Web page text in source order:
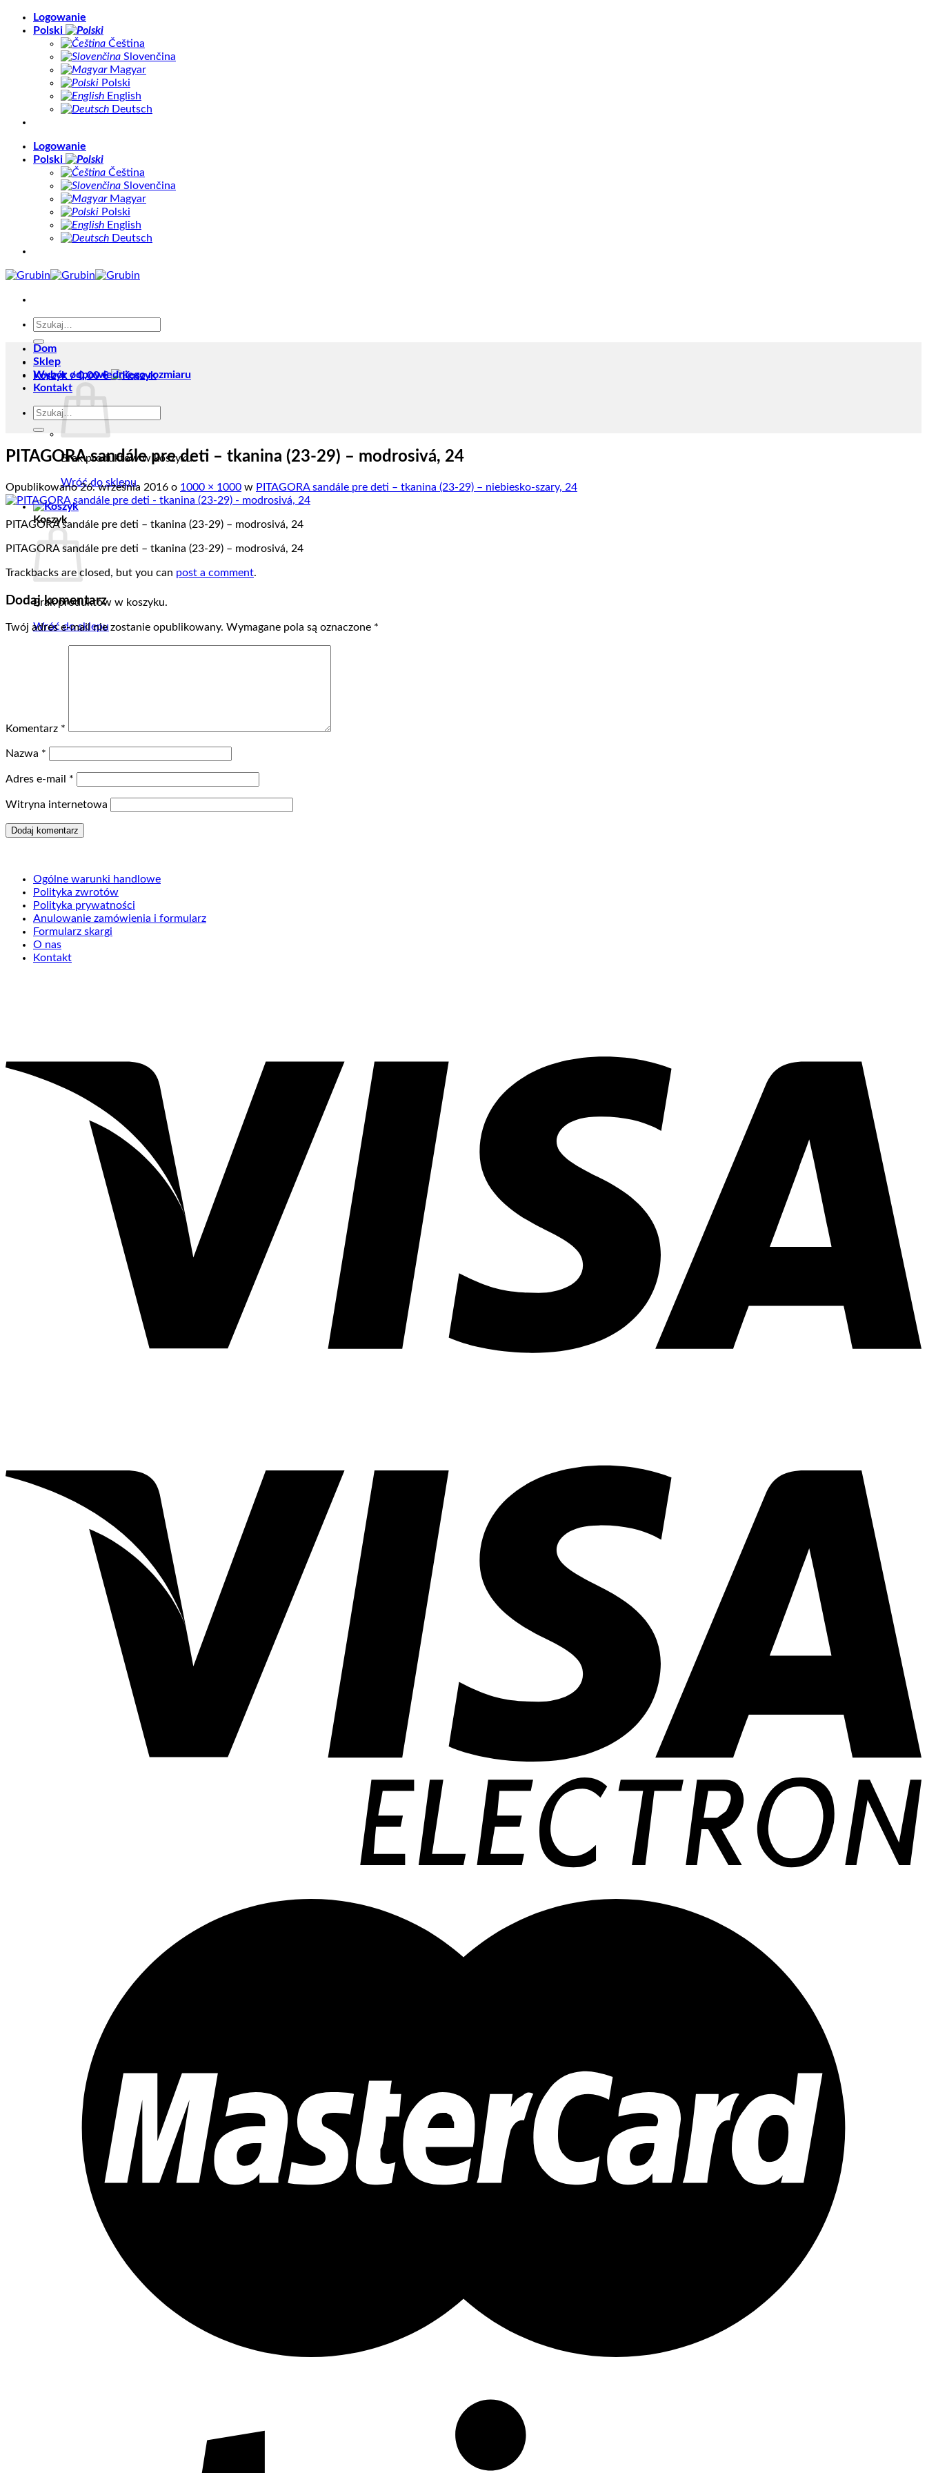
Skip
Logowanie
Polski
Čeština
Slovenčina
Magyar
Polski
English
Deutsch
Logowanie
Polski
Čeština
Slovenčina
Magyar
Polski
English
Deutsch
Szukaj:
Koszyk /0,00€
Brak produktów w koszyku.
Wróć do sklepu
Koszyk
Brak produktów w koszyku.
Wróć do sklepu
Dom
Sklep
Wybór odpowiedniego rozmiaru
Kontakt
Szukaj:
PITAGORA sandále pre deti – tkanina (23-29) – modrosivá, 24
Opublikowano26. września 2016 o 1000 × 1000 w PITAGORA sandále pre deti – tkanina (23-29) – niebiesko-szary, 24
PITAGORA sandále pre deti – tkanina (23-29) – modrosivá, 24
PITAGORA sandále pre deti – tkanina (23-29) – modrosivá, 24
Trackbacks are closed, but you can post a comment.
Dodaj komentarz
Twój adres e-mail nie zostanie opublikowany. Wymagane pola są oznaczone *
Komentarz *
Nazwa *
Adres e-mail *
Witryna internetowa
Ogólne warunki handlowe
Polityka zwrotów
Polityka prywatności
Anulowanie zamówienia i formularz
Formularz skargi
O nas
Kontakt